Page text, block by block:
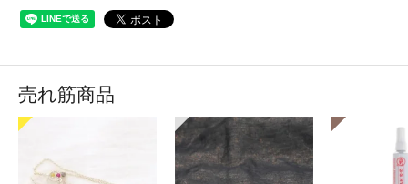
売れ筋商品